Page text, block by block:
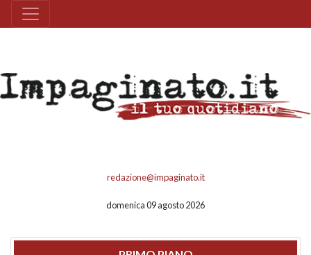
redazione@impaginato.it
domenica 09 agosto 2026